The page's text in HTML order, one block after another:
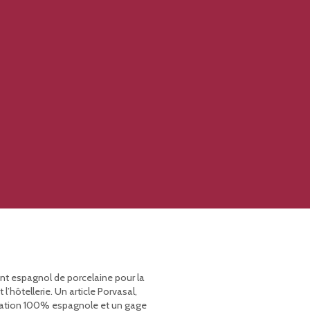
espagnol de porcelaine pour la
Un article Porvasal,
100% espagnole et un gage